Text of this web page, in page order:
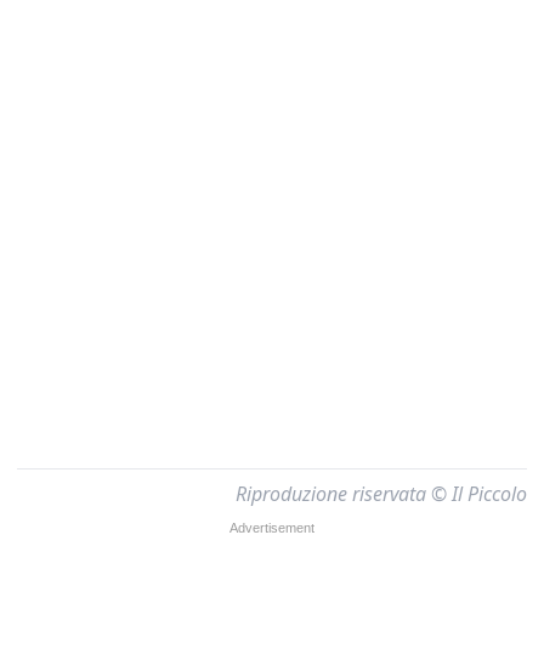
Riproduzione riservata © Il Piccolo